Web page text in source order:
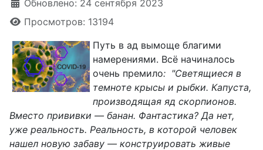
Обновлено: 24 сентября 2023
Просмотров: 13194
Путь в ад вымоще благими
намерениями. Всё начиналось
очень премило: "Светящиеся в
темноте крысы и рыбки. Капуста,
производящая яд скорпионов.
Вместо прививки — банан. Фантастика? Да нет,
уже реальность. Реальность, в которой человек
нашел новую забаву — конструировать живые